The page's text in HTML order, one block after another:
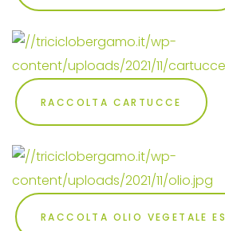
RACCOLTA CARTUCCE
RACCOLTA OLIO VEGETALE